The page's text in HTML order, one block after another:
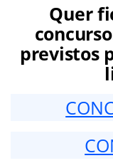
Quer
previstos